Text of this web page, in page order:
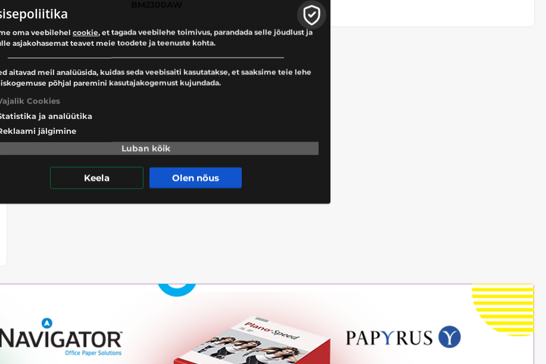
oma veebilehel cookie, et tagada veebilehe toimivus, parandada selle jõudlust ja
asjakohasemat teavet meie toodete ja teenuste kohta.
aitavad meil analüüsida, kuidas seda veebisaiti kasutatakse, et saaksime teie lehe
põhjal paremini kasutajakogemust kujundada.
Cookies
ja analüütika
jälgimine
Luban kõik
Keela Olen nõus